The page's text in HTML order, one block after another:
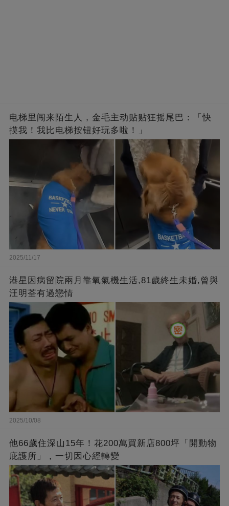
电梯里闯来陌生人，金毛主动贴贴狂摇尾巴：「快
摸我！我比电梯按钮好玩多啦！」
2025/11/17
港星因病留院兩月靠氧氣機生活,81歲終生未婚,曾與
汪明荃有過戀情
2025/10/08
他66歲住深山15年！花200萬買新店800坪「開動物
庇護所」，一切因心經轉變